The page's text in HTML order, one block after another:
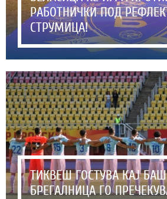
РАБОТНИЧКИ ПОД
СТРУМИЦА!
ТИКВЕШ ГОСТУВА КАЈ
БРЕГАЛНИЦА ГО